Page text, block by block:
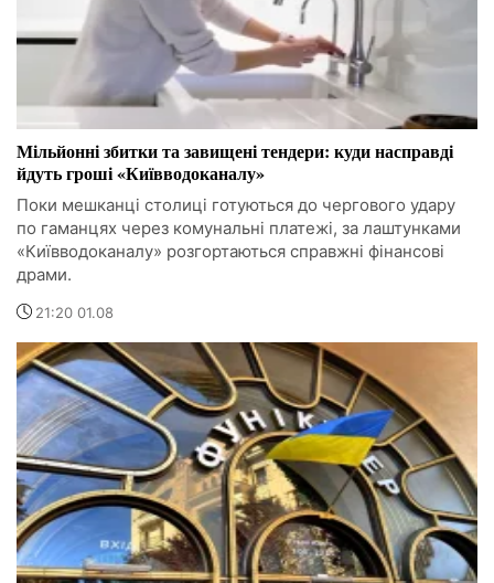
Мільйонні збитки та завищені тендери: куди насправді
йдуть гроші «Київводоканалу»
Поки мешканці столиці готуються до чергового удару
по гаманцях через комунальні платежі, за лаштунками
«Київводоканалу» розгортаються справжні фінансові
драми.
21:20 01.08